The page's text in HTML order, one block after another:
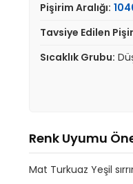
Pişirim Aralığı:
Tavsiye Edilen
Sıcaklık Grubu:
Renk Uyumu
Mat Turkuaz Yeşil